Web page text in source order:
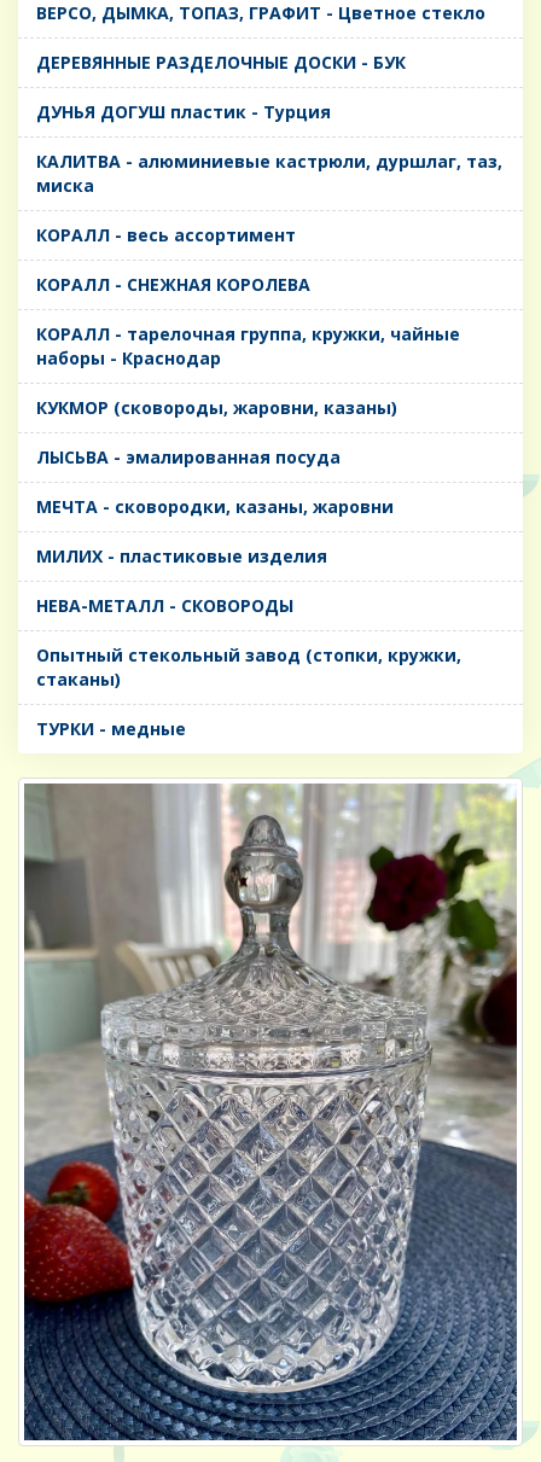
ВЕРСО, ДЫМКА, ТОПАЗ, ГРАФИТ - Цветное стекло
ДЕРЕВЯННЫЕ РАЗДЕЛОЧНЫЕ ДОСКИ - БУК
ДУНЬЯ ДОГУШ пластик - Турция
КАЛИТВА - алюминиевые кастрюли, дуршлаг, таз,
миска
КОРАЛЛ - весь ассортимент
КОРАЛЛ - СНЕЖНАЯ КОРОЛЕВА
КОРАЛЛ - тарелочная группа, кружки, чайные
наборы - Краснодар
КУКМОР (сковороды, жаровни, казаны)
ЛЫСЬВА - эмалированная посуда
МЕЧТА - сковородки, казаны, жаровни
МИЛИХ - пластиковые изделия
НЕВА-МЕТАЛЛ - СКОВОРОДЫ
Опытный стекольный завод (стопки, кружки,
стаканы)
ТУРКИ - медные